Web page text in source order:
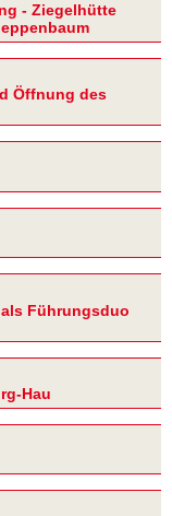
- Ziegelhütte
Öffnung des
Führungsduo
Hau